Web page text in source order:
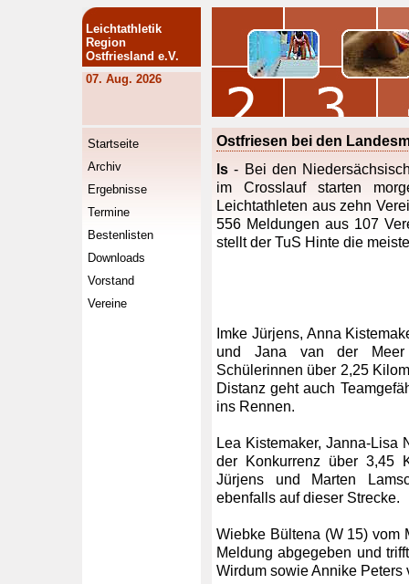
Leichtathletik
Region
Ostfriesland e.V.
07. Aug. 2026
Startseite
Archiv
Ergebnisse
Termine
Bestenlisten
Downloads
Vorstand
Vereine
Ostfriesen bei den
ls - Bei den
im Crosslauf starten
Leichtathleten aus zehn
556 Meldungen aus 107
stellt der TuS Hinte die
Imke Jürjens, Anna
und Jana van der
Schülerinnen über 2,25
Distanz geht auch
ins Rennen.
Lea Kistemaker, Janna-Lisa
der Konkurrenz über 3,45
Jürjens und Marten
ebenfalls auf dieser Strecke.
Wiebke Bültena (W 15) vom
Meldung abgegeben und
Wirdum sowie Annike